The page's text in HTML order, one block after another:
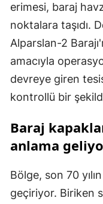
erimesi, baraj
noktalara taşıdı.
Alparslan-2
amacıyla
devreye giren
kontrollü bir
Baraj
anlama
Bölge, son 70 yılın
geçiriyor. Biriken